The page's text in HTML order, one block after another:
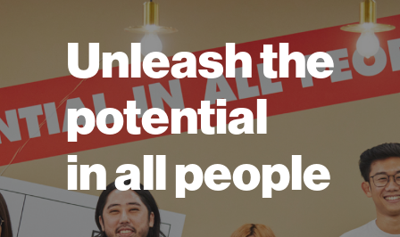
Unleash the
potential
in all people